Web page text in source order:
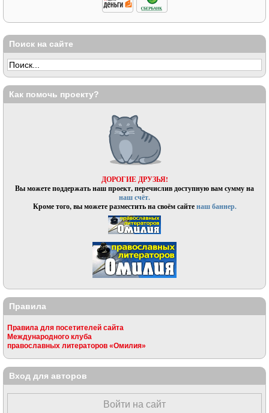
Поиск на сайте
Как помочь проекту?
ДОРОГИЕ ДРУЗЬЯ!
Вы можете поддержать наш проект, перечислив доступную вам сумму на
наш счёт.
Кроме того, вы можете разместить на своём сайтенаш баннер.
Правила
Правила для посетителей сайта
Международного клуба
православных литераторов «Омилия»
Вход для авторов
Войти на сайт